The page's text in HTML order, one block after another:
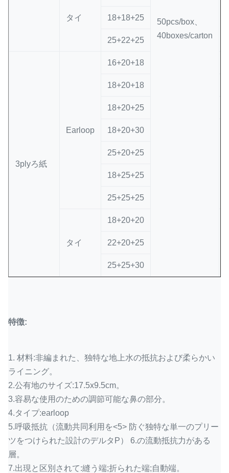
50pcs/box、
40boxes/carton
タイ 18+18+25
25+22+25
3plyろ紙
Earloop
16+20+18
18+20+18
18+20+25
18+20+30
25+20+25
18+25+25
25+25+25
タイ
18+20+20
22+20+25
25+25+30
特徴:
1. 材料:非編まれた、独特な地上水の抵抗および柔らかい
ライニング。
2.公有地のサイズ:17.5x9.5cm。
3.容易な使用のための調節可能な鼻の部分。
4.タイプ:earloop
5.呼吸抵抗（流動共同利用を<5> 防ぐ独特な単一のプリー
ツをつけられた設計のデルタP） 6.の流動抵抗力がある
層。
7.出現と区別されて:縫う端;折られた端;自動端。